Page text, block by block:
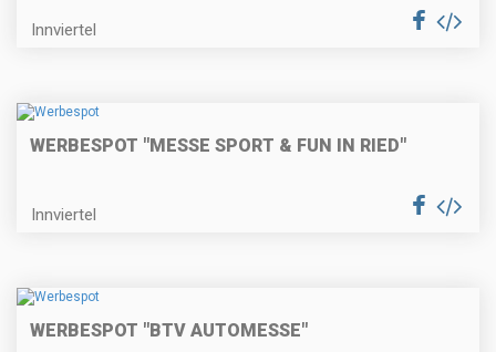
Innviertel
WERBESPOT "MESSE SPORT & FUN IN RIED"
Innviertel
WERBESPOT "BTV AUTOMESSE"